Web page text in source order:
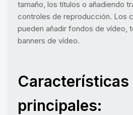
tamaño, los títulos o añadiendo
controles de reproducción. Los
pueden añadir fondos de vídeo,
banners de vídeo.
Características
principales: